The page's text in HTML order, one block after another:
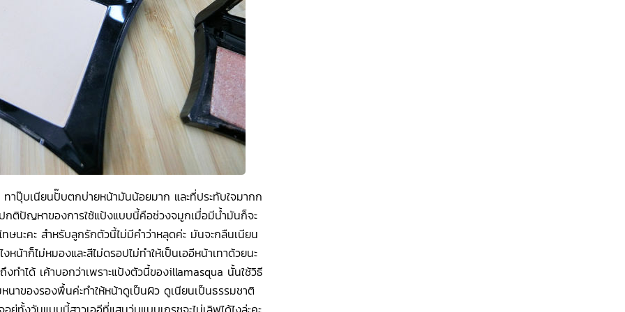
าปุ๊บเนียนปั๊บตกบ่ายหน้ามันน้อยมาก และที่ประทับใจมากก
กติปัญหาของการใช้แป้งแบบนี้คือช่วงจมูกเมื่อมีน้ำมันก็จะ
ษนะคะ สำหรับลูกรักตัวนี้ไม่มีคำว่าหลุดค่ะ มันจะกลืนเนียน
น้าก็ไม่หมองและสีไม่ดรอปไม่ทำให้เป็นเออีหน้าเทาด้วยนะ
งทำได้ เค้าบอกว่าเพราะแป้งตัวนี้ของillamasqua นั้นใช้วิธี
าของรองพื้นค่ะทำให้หน้าดูเป็นผิว ดูเนียนเป็นธรรมชาติ